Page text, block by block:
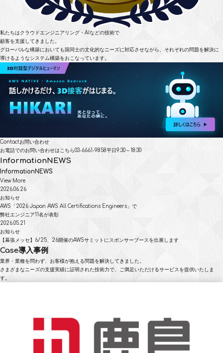
私たちはクラウドエンジニアリング・AIなどの技術で
顧客を支援してきました。
グローバルな構築においても国同士の文化的なニーズに対応させながら、 それぞれの問題を解決に
導けるようなシステム構築をおこなっています。
Contactお問い合わせ
お電話でのお問い合わせはこちら03-6661-9858平日9:30～18:30
InformationNEWS
InformationNEWS
View More
2026.06.26
お知らせ
AWS「2026 Japan AWS All Certifications Engineers」で
弊社エンジニア11名が表彰
2026.05.21
お知らせ
【幕張メッセ】6/25、26開催のAWSサミットにスポンサーブースを出展します
Case導入事例
業界・業種を問わず、お客様が抱える問題を解決してきました。
さまざまなニーズの支援実績に証明された技術力で、ご満足いただけるサービスを提供いたしま
す。